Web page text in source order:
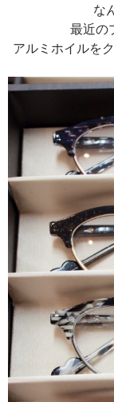
な
最近の
アルミホイルを